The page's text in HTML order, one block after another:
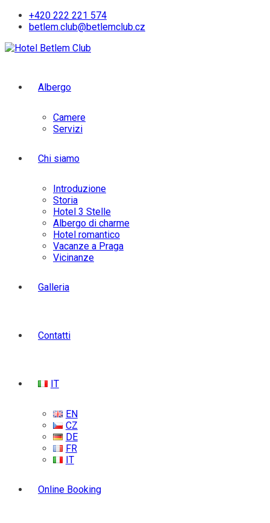
Skip
+420 222 221 574
betlem.club@betlemclub.cz
Albergo
Camere
Servizi
Chi siamo
Introduzione
Storia
Hotel 3 Stelle
Albergo di charme
Hotel romantico
Vacanze a Praga
Vicinanze
Galleria
Contatti
IT
EN
CZ
DE
FR
IT
Online Booking